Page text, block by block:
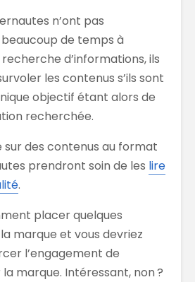
n’ont pas
de temps à
d’informations, ils
les contenus s’ils sont
objectif étant alors de
recherchée.
sur des contenus au format
prendront soin de les lire
.
placer quelques
marque et vous devriez
l’engagement de
marque. Intéressant, non ?